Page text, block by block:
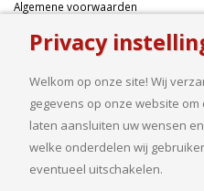
Algemene voorwaarden
Ondernemen betekent risico’s
samengesteld mogelijk. Of u nu
goed financieel plan, uw bedrijf wilt
cijfers, uw jaarcijfers samengesteld
Privacy
Welkom op onze site! Wij
gegevens op onze website
laten aansluiten uw wensen
welke onderdelen wij
eventueel uitschakelen.